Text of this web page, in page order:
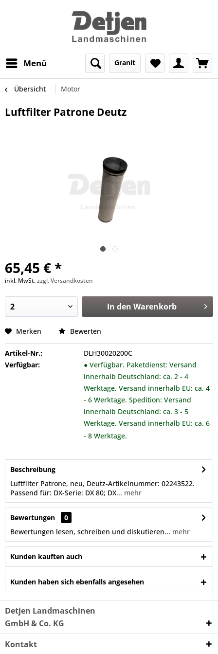
Menü Granit
Übersicht Motor
Luftfilter Patrone Deutz
65,45 € *
inkl. MwSt.zzgl. Versandkosten
In den Warenkorb
Merken Bewerten
Artikel-Nr.:
DLH30020200C
Verfügbar:
● Verfügbar. Paketdienst: Versand
innerhalb Deutschland: ca. 2 - 4
Werktage, Versand innerhalb EU: ca. 4
- 6 Werktage. Spedition: Versand
innerhalb Deutschland: ca. 3 - 5
Werktage, Versand innerhalb EU: ca. 6
- 8 Werktage.
Beschreibung
Luftfilter Patrone, neu, Deutz-Artikelnummer: 02243522.
Passend für: DX-Serie: DX 80; DX... mehr
Bewertungen
0
Bewertungen lesen, schreiben und diskutieren... mehr
Kunden kauften auch
Kunden haben sich ebenfalls angesehen
Detjen Landmaschinen
GmbH & Co. KG
Kontakt